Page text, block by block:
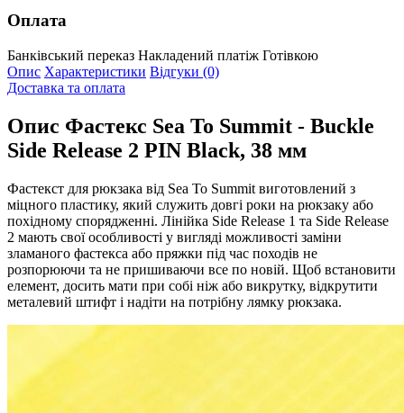
Оплата
Банківський переказ Накладений платіж Готівкою
Опис Характеристики Відгуки (0)
Доставка та оплата
Опис Фастекс Sea To Summit - Buckle
Side Release 2 PIN Black, 38 мм
Фастекст для рюкзака від Sea To Summit виготовлений з
міцного пластику, який служить довгі роки на рюкзаку або
похідному спорядженні. Лінійка Side Release 1 та Side Release
2 мають свої особливості у вигляді можливості заміни
зламаного фастекса або пряжки під час походів не
розпорюючи та не пришиваючи все по новій. Щоб встановити
елемент, досить мати при собі ніж або викрутку, відкрутити
металевий штифт і надіти на потрібну лямку рюкзака.